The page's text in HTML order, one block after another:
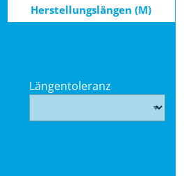
Herstellungslängen (M)
Längentoleranz